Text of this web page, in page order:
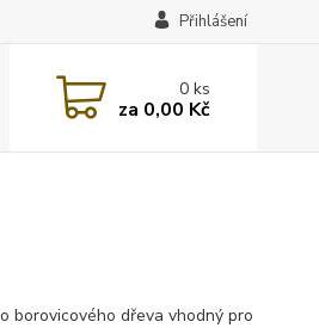
Přihlášení
0ks
za 0,00 Kč
borovicového dřeva vhodný pro